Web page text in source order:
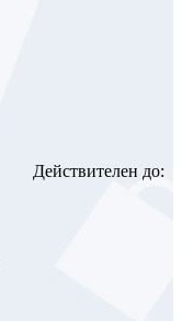
Действителен до: